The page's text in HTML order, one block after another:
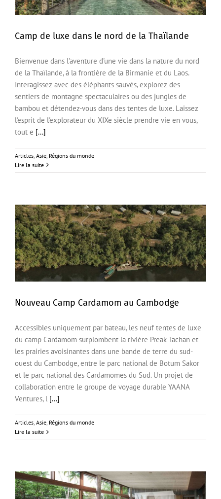
Camp de luxe dans le nord de la Thaïlande
Camp de luxe dans le nord de la Thaïlande
Bienvenue dans l'aventure d'une vie dans la nature du nord
de la Thaïlande, à la frontière de la Birmanie et du Laos.
Interagissez avec des éléphants sauvés, explorez des
sentiers de montagne spectaculaires ou des jungles de
bambou et détendez-vous dans des tentes de luxe. Laissez
l'esprit de l'explorateur du XIXe siècle prendre vie en vous,
tout e [...]
Articles Asie Régions du monde
Lire la suite
Nouveau Camp Cardamom au Cambodge
Nouveau Camp Cardamom au Cambodge
Accessibles uniquement par bateau, les neuf tentes de luxe
du camp Cardamom surplombent la rivière Preak Tachan et
les prairies avoisinantes dans une bande de terre du sud-
ouest du Cambodge, entre le parc national de Botum Sakor
et le parc national des Cardamomes du Sud. Un projet de
collaboration entre le groupe de voyage durable YAANA
Ventures, l [...]
Articles, Asie, Régions du monde
Lire la suite